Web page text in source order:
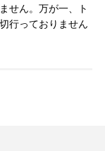
せん。万が一、ト
行っておりません